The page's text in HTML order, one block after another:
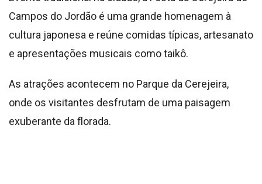
Campos do Jordão é uma grande homenagem à
cultura japonesa e reúne comidas típicas, artesanato
e apresentações musicais como taikô.
As atrações acontecem no Parque da Cerejeira,
onde os visitantes desfrutam de uma paisagem
exuberante da florada.